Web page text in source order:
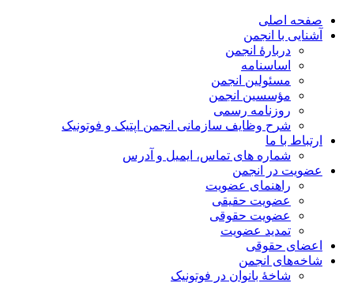
صفحه اصلی
آشنایی با انجمن
دربارۀ انجمن
اساسنامه
مسئولین انجمن
مؤسسین انجمن
روزنامه رسمی
شرح وظایف سازمانی انجمن اپتیک و فوتونیک
ارتباط با ما
شماره های تماس، ایمیل و آدرس
عضویت در انجمن
راهنمای عضویت
عضویت حقیقی
عضویت حقوقی
تمدید عضویت
اعضای حقوقی
شاخه‌های انجمن
شاخۀ بانوان در فوتونیک